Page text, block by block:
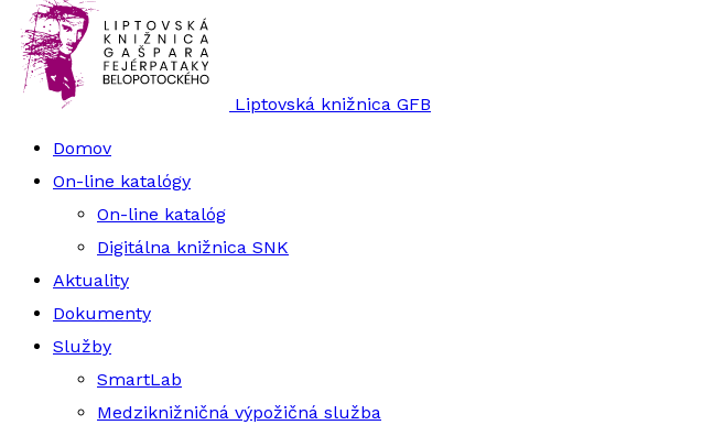
Liptovská knižnica GFB
Domov
On-line katalógy
On-line katalóg
Digitálna knižnica SNK
Aktuality
Dokumenty
Služby
SmartLab
Medziknižničná výpožičná služba